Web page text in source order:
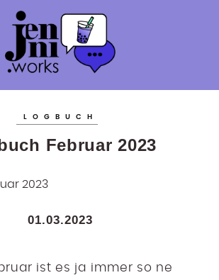
SELBSTSTÄNDIGKEIT
PRODUKTIVITÄT
BLOGROLL
LOGBUCH
Februar 2023
01.03.2023
ist es ja immer so ne